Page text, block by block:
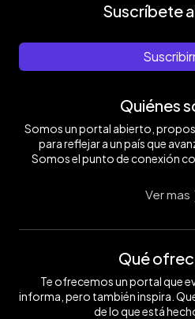
Suscríbete
Quiénes
Somos un portal abierto,
para reflejar a un país que
Somos el punto de conexión
Ver mas
Qué
Te ofrecemos un portal que
informa, pero también inspira.
de lo que está